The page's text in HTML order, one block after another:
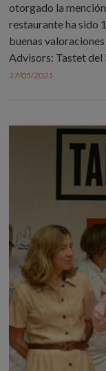
otorgado la
restaurante ha sido
buenas
Advisors: Tastet del
17/05/2021